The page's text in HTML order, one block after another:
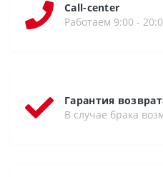
Call-center
Работаем 9:00 -
Гарантия
В случае брака